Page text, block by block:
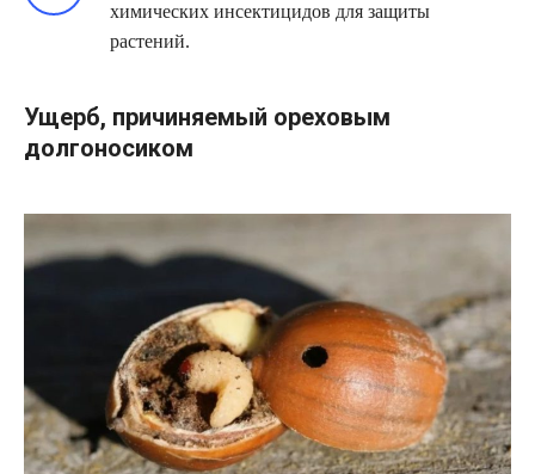
химических инсектицидов для защиты
растений.
Ущерб, причиняемый ореховым
долгоносиком